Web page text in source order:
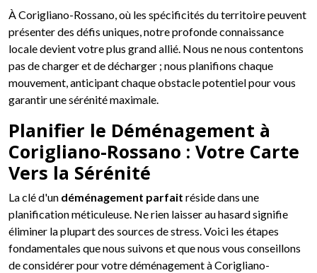
À Corigliano-Rossano, où les spécificités du territoire peuvent
présenter des défis uniques, notre profonde connaissance
locale devient votre plus grand allié. Nous ne nous contentons
pas de charger et de décharger ; nous planifions chaque
mouvement, anticipant chaque obstacle potentiel pour vous
garantir une sérénité maximale.
Planifier le Déménagement à
Corigliano-Rossano : Votre Carte
Vers la Sérénité
La clé d'un déménagement parfait réside dans une
planification méticuleuse. Ne rien laisser au hasard signifie
éliminer la plupart des sources de stress. Voici les étapes
fondamentales que nous suivons et que nous vous conseillons
de considérer pour votre déménagement à Corigliano-